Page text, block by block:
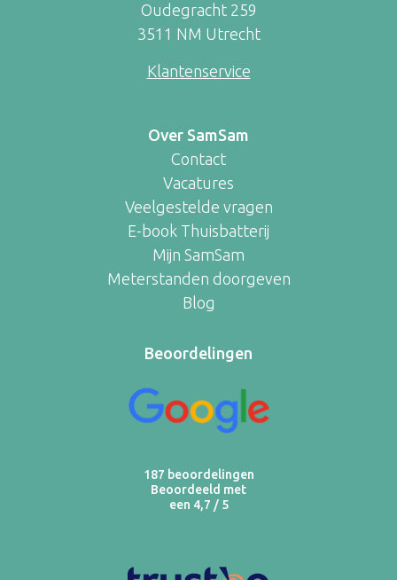
Oudegracht 259
3511 NM Utrecht
Klantenservice
Over SamSam
Contact
Vacatures
Veelgestelde vragen
E-book Thuisbatterij
Mijn SamSam
Meterstanden doorgeven
Blog
Beoordelingen
187 beoordelingen
Beoordeeld met
een 4,7 / 5